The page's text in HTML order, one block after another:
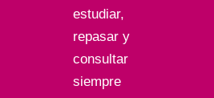
estudiar,
repasar y
consultar
siempre